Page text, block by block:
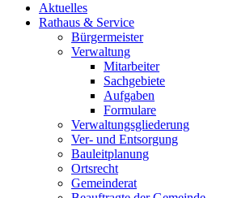
Aktuelles
Rathaus & Service
Bürgermeister
Verwaltung
Mitarbeiter
Sachgebiete
Aufgaben
Formulare
Verwaltungsgliederung
Ver- und Entsorgung
Bauleitplanung
Ortsrecht
Gemeinderat